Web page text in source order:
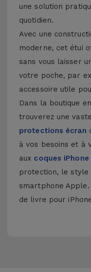
une solution
quotidien.
Avec une
moderne, cet étui
sans vous laisser
votre poche, par
accessoire utile
Dans la boutique
trouverez une
protections écran
à vos besoins et à
aux coques iPhone
protection, le
smartphone
de livre pour